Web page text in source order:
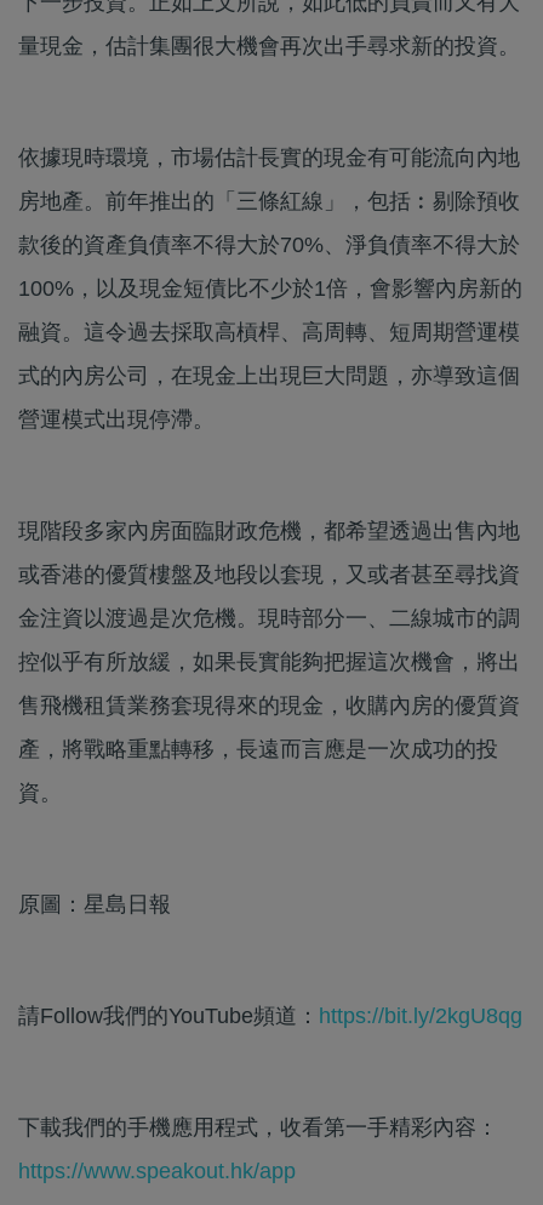
量現金，估計集團很大機會再次出手尋求新的投資。
依據現時環境，市場估計長實的現金有可能流向內地
房地產。前年推出的「三條紅線」，包括︰剔除預收
款後的資產負債率不得大於70%、淨負債率不得大於
100%，以及現金短債比不少於1倍，會影響內房新的
融資。這令過去採取高槓桿、高周轉、短周期營運模
式的內房公司，在現金上出現巨大問題，亦導致這個
營運模式出現停滯。
現階段多家內房面臨財政危機，都希望透過出售內地
或香港的優質樓盤及地段以套現，又或者甚至尋找資
金注資以渡過是次危機。現時部分一、二線城市的調
控似乎有所放緩，如果長實能夠把握這次機會，將出
售飛機租賃業務套現得來的現金，收購內房的優質資
產，將戰略重點轉移，長遠而言應是一次成功的投
資。
原圖：星島日報
請Follow我們的YouTube頻道： https://bit.ly/2kgU8qg
下載我們的手機應用程式，收看第一手精彩內容：
https://www.speakout.hk/app